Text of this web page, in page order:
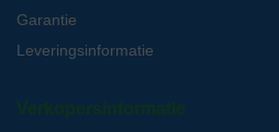
Garantie
Leveringsinformatie
Verkopersinformatie